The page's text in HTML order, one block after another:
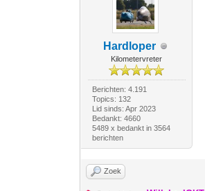
Hardloper
Kilometervreter
Berichten: 4.191
Topics: 132
Lid sinds: Apr 2023
Bedankt: 4660
5489 x bedankt in 3564
berichten
Zoek